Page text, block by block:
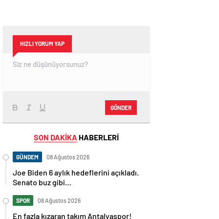
HIZLI YORUM YAP
GÖNDER
SON DAKİKA HABERLERİ
GÜNDEM 08 Ağustos 2026
Joe Biden 6 aylık hedeflerini açıkladı.
Senato buz gibi…
SPOR 08 Ağustos 2026
En fazla kızaran takım Antalyaspor!